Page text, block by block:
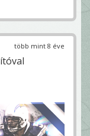
több mint 8 éve